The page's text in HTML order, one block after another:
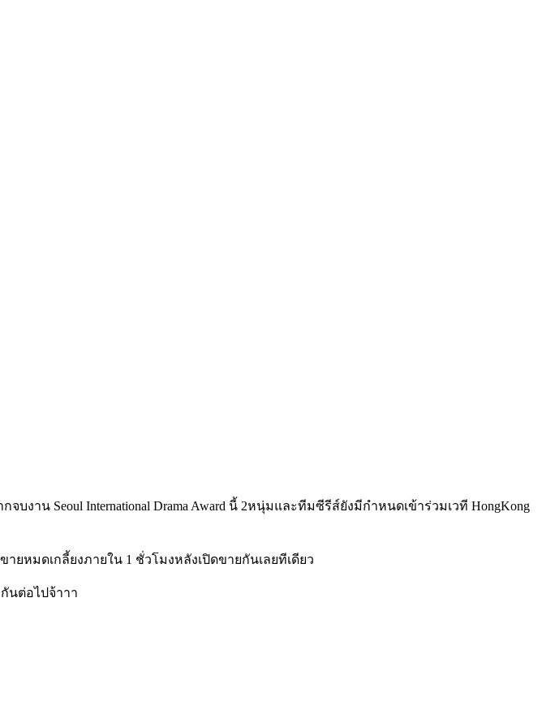
น Seoul International Drama Award นี้ 2หนุ่มและทีมซีรีส์ยังมีกำหนดเข้าร่วมเวที HongKong
ยหมดเกลี้ยงภายใน 1 ชั่วโมงหลังเปิดขายกันเลยทีเดียว
นต่อไปจ้าาา